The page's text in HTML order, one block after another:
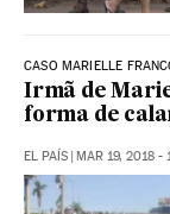
CASO MARIELLE
Irmã de
forma de
EL PAÍS | MAR 19, 2018 -